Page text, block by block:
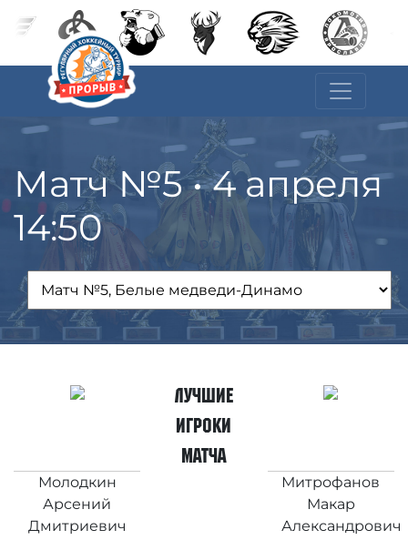
Матч №5 • 4 апреля
14:50
Лучшие
игроки
матча
Молодкин
Арсений
Дмитриевич
Митрофанов
Макар
Александрович